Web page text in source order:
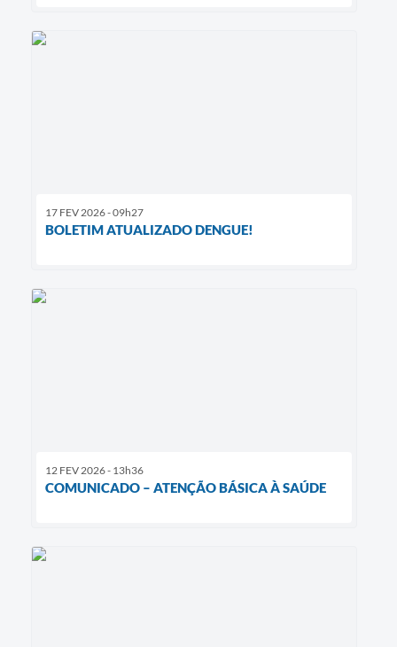
17 FEV 2026 - 09h27
BOLETIM ATUALIZADO DENGUE!
12 FEV 2026 - 13h36
COMUNICADO – ATENÇÃO BÁSICA À SAÚDE